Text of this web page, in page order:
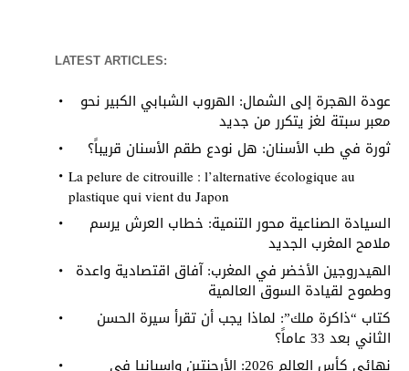
LATEST ARTICLES:
عودة الهجرة إلى الشمال: الهروب الشبابي الكبير نحو
معبر سبتة لغز يتكرر من جديد
ثورة في طب الأسنان: هل نودع طقم الأسنان قريباً؟
La pelure de citrouille : l’alternative écologique au
plastique qui vient du Japon
السيادة الصناعية محور التنمية: خطاب العرش يرسم
ملامح المغرب الجديد
الهيدروجين الأخضر في المغرب: آفاق اقتصادية واعدة
وطموح لقيادة السوق العالمية
كتاب “ذاكرة ملك”: لماذا يجب أن تقرأ سيرة الحسن
الثاني بعد 33 عاماً؟